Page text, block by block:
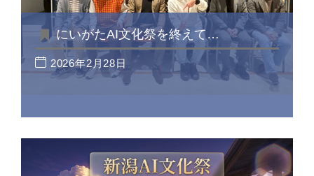
にいがたAI文化祭を終えて…
2026年2月28日